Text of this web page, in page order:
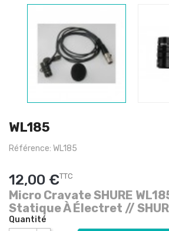
WL185
Référence: WL185
12,00 €TTC
Micro Cravate SHURE
Statique À Électret //
Quantité